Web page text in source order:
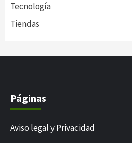
Tecnología
Tiendas
Páginas
Aviso legal y Privacidad